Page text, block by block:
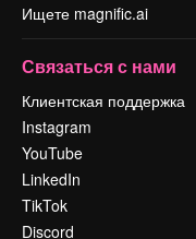
Ищете magnific.ai
Связаться с нами
Клиентская поддержка
Instagram
YouTube
LinkedIn
TikTok
Discord